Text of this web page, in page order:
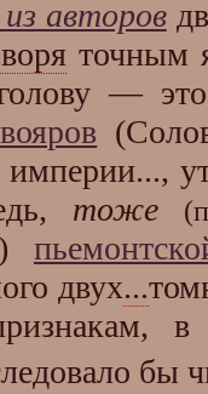
авторов
точным
—
империи...,
тоже
двух...
бы